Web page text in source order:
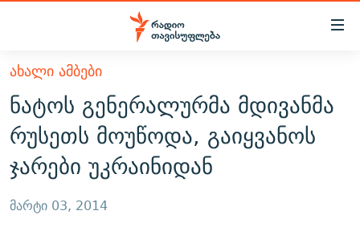
Accessibility
მთავარ
შინაარსზე
დაბრუნება
მთავარ
ნავიგაციაზე
დაბრუნება
ძიებაზე
ᲐᲮᲐᲚᲘ ᲐᲛᲑᲔᲑᲘ
ᲗᲔᲛᲔᲑᲘ
ᲞᲝᲚᲘᲢᲘᲙᲐ
ᲔᲙᲝᲜᲝᲛᲘᲙᲐ
ᲡᲐᲖᲝᲒᲐᲓᲝᲔᲑᲐ
ᲕᲘᲓᲔᲝ
ᲑᲚᲝᲒᲔᲑᲘ
ᲞᲝᲓᲙᲐᲡᲢᲔᲑᲘ
ᲐᲮᲐᲚᲘ ᲐᲛᲑᲔᲑᲘ
ნატოს გენერალურმა მდივანმა
რუსეთს მოუწოდა, გაიყვანოს
ჯარები უკრაინიდან
მარტი 03, 2014